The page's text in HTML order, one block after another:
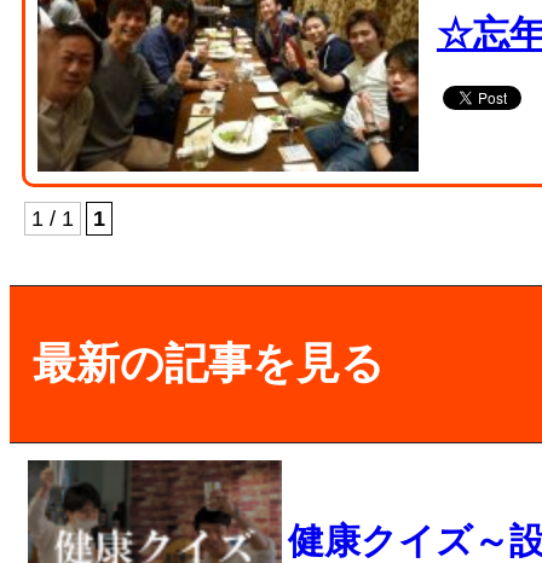
☆忘
1 / 1 1
最新の記事を見る
健康クイズ～